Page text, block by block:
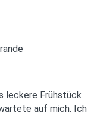
leckere Frühstück
auf mich. Ich